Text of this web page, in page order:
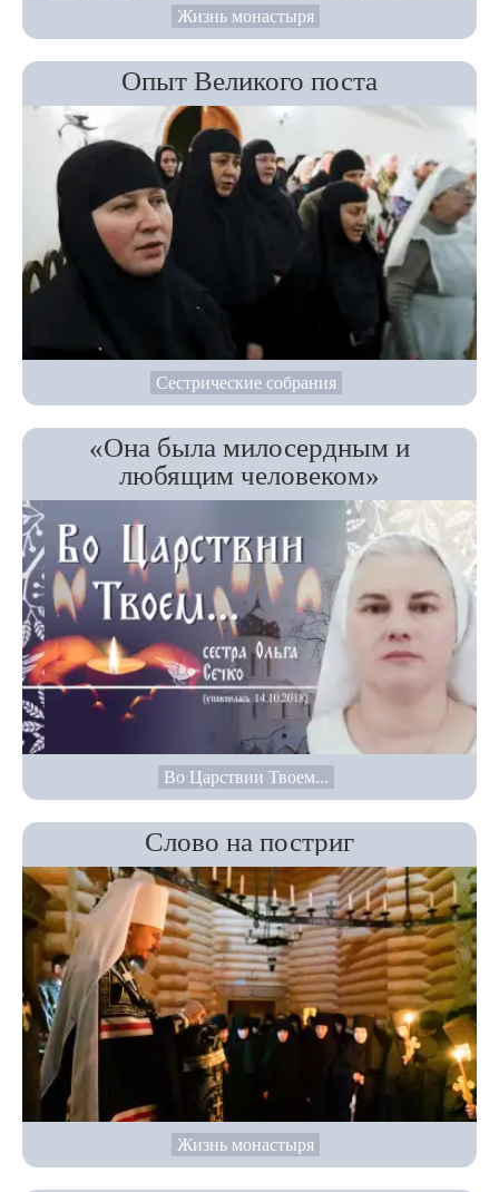
Жизнь монастыря
Опыт Великого поста
Сестрические собрания
«Она была милосердным и
любящим человеком»
Во Царствии Твоем...
Слово на постриг
Жизнь монастыря